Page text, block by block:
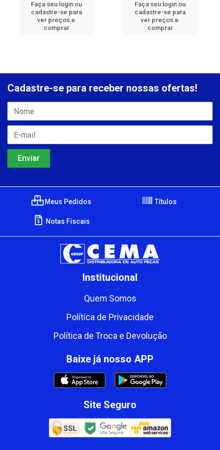
Faça seu login ou
cadastre-se para
ver preços e
comprar
Faça seu login ou
cadastre-se para
ver preços e
comprar
Cadastre-se para receber nossas ofertas!
Meus Pedidos Títulos
Notas Fiscais
Institucional
Quem Somos
Política de Privacidade
Política de Troca e Devolução
Baixe já nosso APP
Site Seguro